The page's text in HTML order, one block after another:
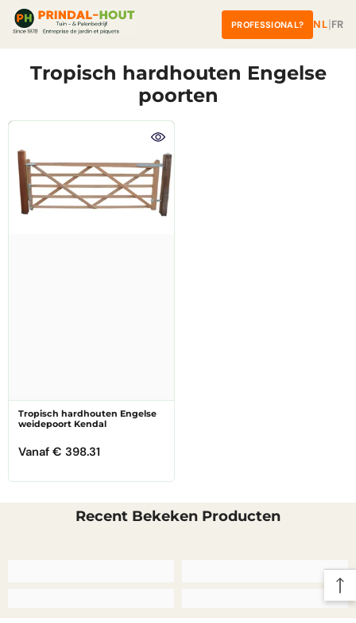
â
Overslaan naar inhoud
PROFESSIONAL? NL|FR
Tropisch hardhouten Engelse
poorten
Tropisch hardhouten Engelse
weidepoort Kendal
Vanaf € 398.31
Recent Bekeken Producten